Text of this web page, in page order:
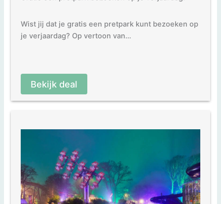
Wist jij dat je gratis een pretpark kunt bezoeken op
je verjaardag? Op vertoon van…
Bekijk deal